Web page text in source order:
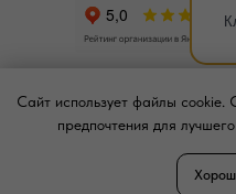
Сайт использует файлы cookie.
предпочтения для